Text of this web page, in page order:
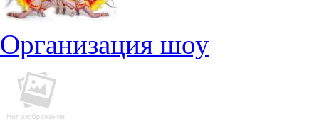
Организация шоу